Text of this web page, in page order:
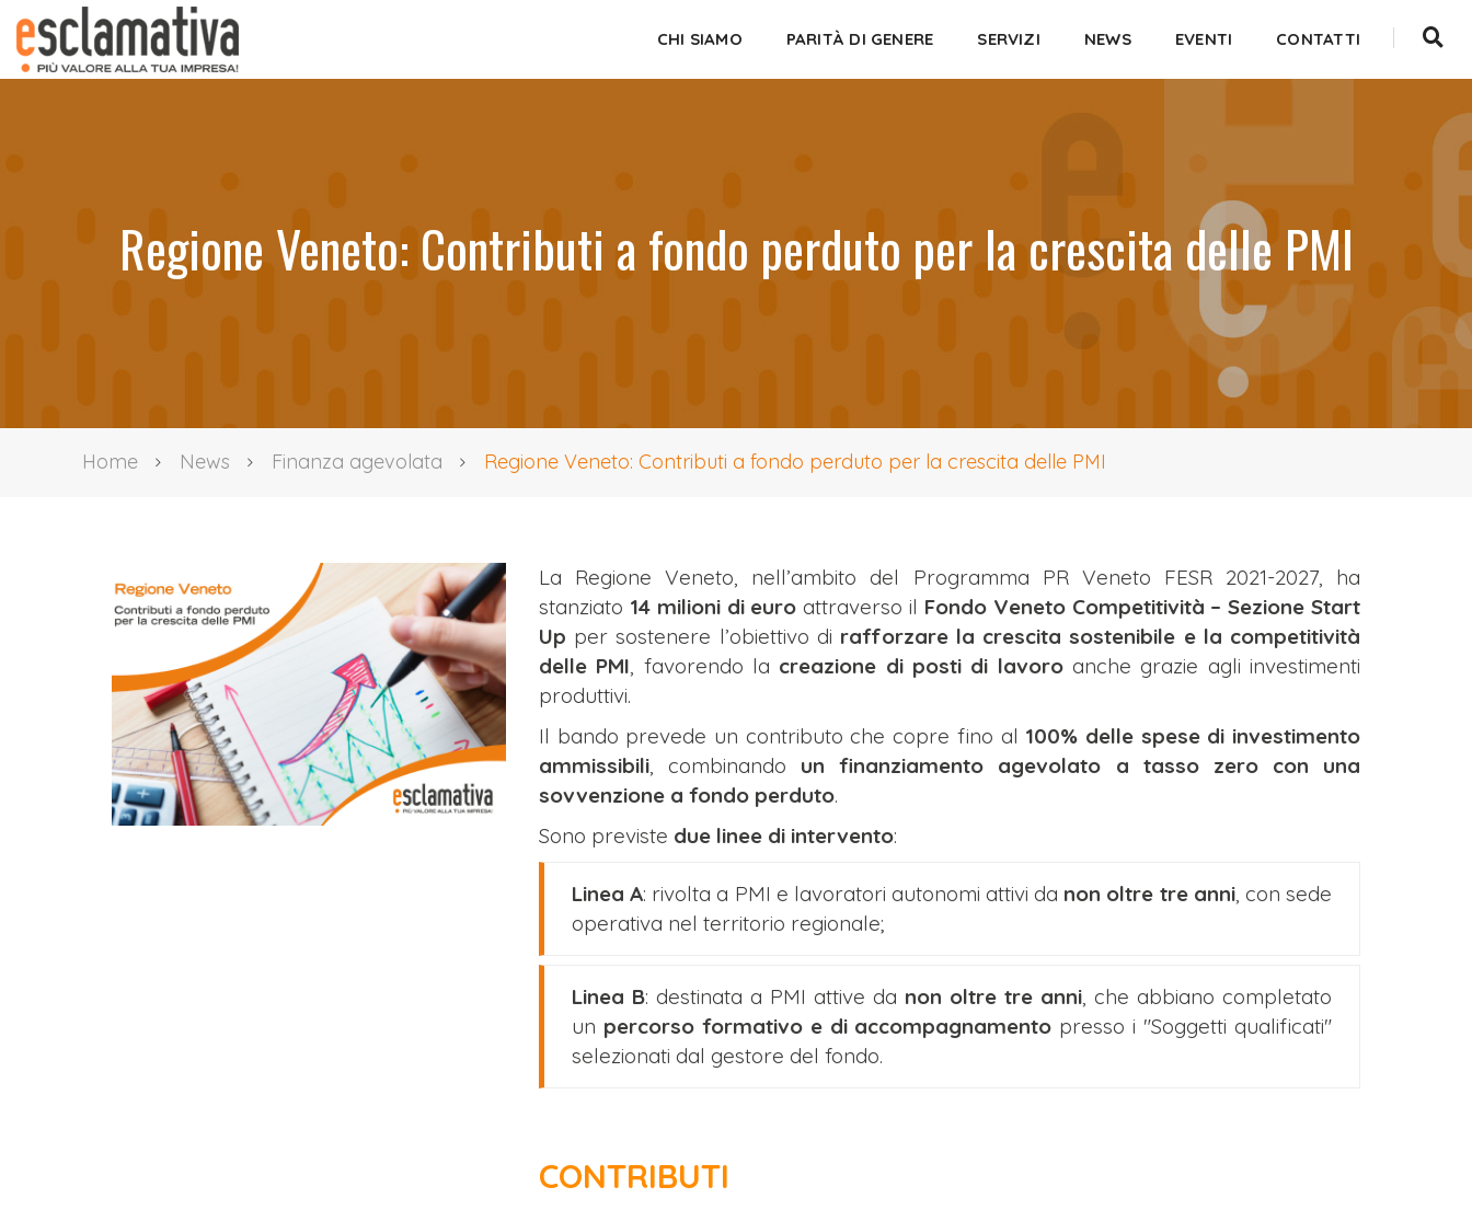
CHI SIAMO PARITÀ DI GENERE SERVIZI NEWS EVENTI CONTATTI
Regione Veneto: Contributi a fondo perduto per la crescita delle PMI
Home News Finanza agevolata Regione Veneto: Contributi a fondo perduto per la crescita delle PMI
La Regione Veneto, nell’ambito del Programma PR Veneto FESR 2021-2027, ha
stanziato 14 milioni di euro attraverso il Fondo Veneto Competitività – Sezione Start
Up per sostenere l’obiettivo di rafforzare la crescita sostenibile e la competitività
delle PMI, favorendo la creazione di posti di lavoroanche grazie agli investimenti
produttivi.
Il bando prevede un contributo che copre fino al 100% delle spese di investimento
ammissibili, combinando un finanziamento agevolato a tasso zero con una
sovvenzione a fondo perduto.
Sono previste due linee di intervento:
Linea A: rivolta a PMI e lavoratori autonomi attivi da non oltre tre anni, con sede
operativa nel territorio regionale;
Linea B: destinata a PMI attive da non oltre tre anni, che abbiano completato
un percorso formativo e di accompagnamento presso i "Soggetti qualificati"
selezionati dal gestore del fondo.
CONTRIBUTI